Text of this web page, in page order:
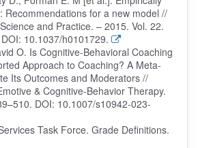
Recommendations for a new model //
and Practice. – 2015. Vol. 22.
10.1037/h0101729.
O. Is Cognitive-Behavioral Coaching
Approach to Coaching? A Meta-
Its Outcomes and Moderators //
& Cognitive-Behavior Therapy.
DOI: 10.1007/s10942-023-
Task Force. Grade Definitions.